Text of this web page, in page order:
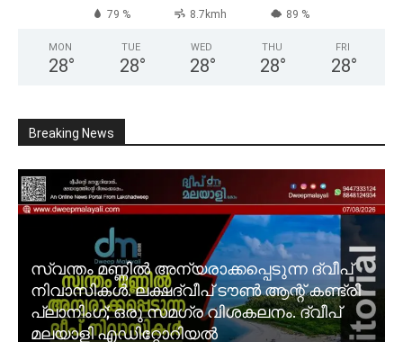
79 % 8.7kmh 89 %
MON
28°
TUE
28°
WED
28°
THU
28°
FRI
28°
Breaking News
സ്വന്തം മണ്ണിൽ അന്യരാക്കപ്പെടുന്ന ദ്വീപ്
നിവാസികൾ. ലക്ഷദ്വീപ് ടൗൺ ആന്റ് കണ്ട്രി
പ്ലാനിംഗ്; ഒരു സമഗ്ര വിശകലനം. ദ്വീപ്
മലയാളി എഡിറ്റോറിയൽ